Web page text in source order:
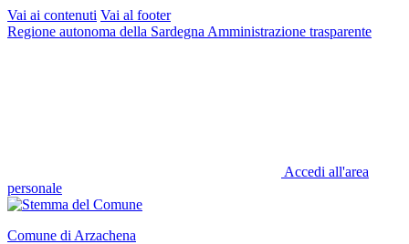
Vai ai contenuti Vai al footer
Regione autonoma della Sardegna Amministrazione trasparente
Accedi all'area
personale
Comune di Arzachena